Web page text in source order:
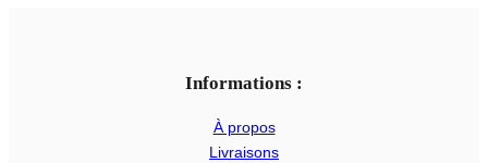
Informations :
À propos
Livraisons